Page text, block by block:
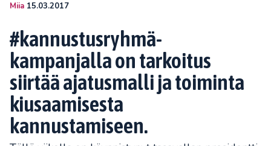
Miia 15.03.2017
#kannustusryhmä-
kampanjalla on tarkoitus
siirtää ajatusmalli ja toiminta
kiusaamisesta
kannustamiseen.